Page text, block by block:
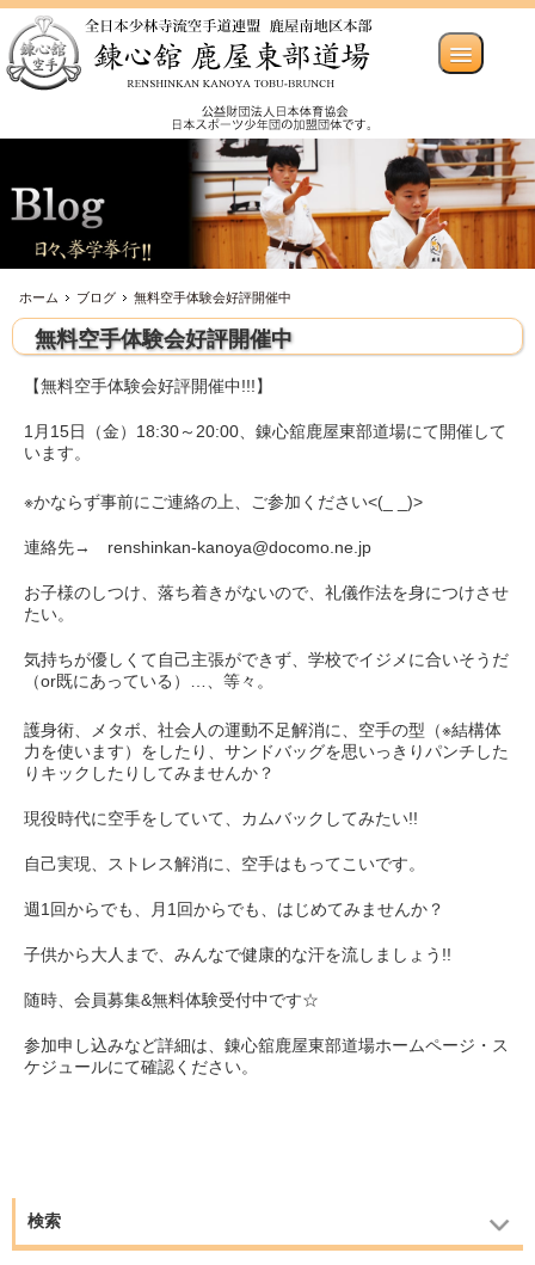
ホーム ブログ 無料空手体験会好評開催中
無料空手体験会好評開催中
【無料空手体験会好評開催中!!!】
1月15日（金）18:30～20:00、錬心舘鹿屋東部道場にて開催して
います。
※かならず事前にご連絡の上、ご参加ください<(_ _)>
連絡先→ renshinkan-kanoya@docomo.ne.jp
お子様のしつけ、落ち着きがないので、礼儀作法を身につけさせ
たい。
気持ちが優しくて自己主張ができず、学校でイジメに合いそうだ
（or既にあっている）…、等々。
護身術、メタボ、社会人の運動不足解消に、空手の型（※結構体
力を使います）をしたり、サンドバッグを思いっきりパンチした
りキックしたりしてみませんか？
現役時代に空手をしていて、カムバックしてみたい!!
自己実現、ストレス解消に、空手はもってこいです。
週1回からでも、月1回からでも、はじめてみませんか？
子供から大人まで、みんなで健康的な汗を流しましょう!!
随時、会員募集&無料体験受付中です☆
参加申し込みなど詳細は、錬心舘鹿屋東部道場ホームページ・ス
ケジュールにて確認ください。
検索